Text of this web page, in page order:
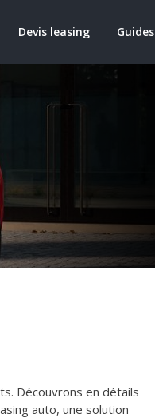
Devis leasing Guides
Découvrons en détails
auto, une solution